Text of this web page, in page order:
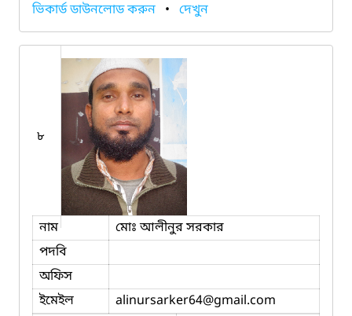
ভিকার্ড ডাউনলোড করুন • দেখুন
৮
নাম
মোঃ আলীনুর সরকার
পদবি
অফিস
ইমেইল
alinursarker64@gmail.com